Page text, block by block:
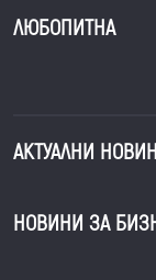
ЛЮБОПИТНА
АКТУАЛНИ
НОВИНИ ЗА